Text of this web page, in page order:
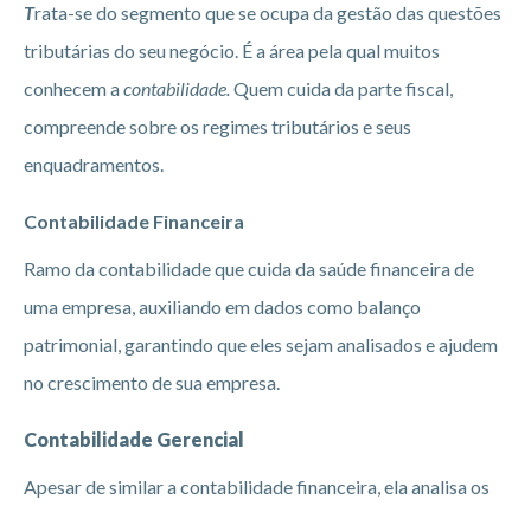
Trata-se do segmento que se ocupa da gestão das questões
tributárias do seu negócio. É a área pela qual muitos
conhecem acontabilidade.Quem cuida da parte fiscal,
compreende sobre os regimes tributários e seus
enquadramentos.
Contabilidade Financeira
Ramo da contabilidade que cuida da saúde financeira de
uma empresa, auxiliando em dados como balanço
patrimonial, garantindo que eles sejam analisados e ajudem
no crescimento de sua empresa.
Contabilidade Gerencial
Apesar de similar a contabilidade financeira, ela analisa os